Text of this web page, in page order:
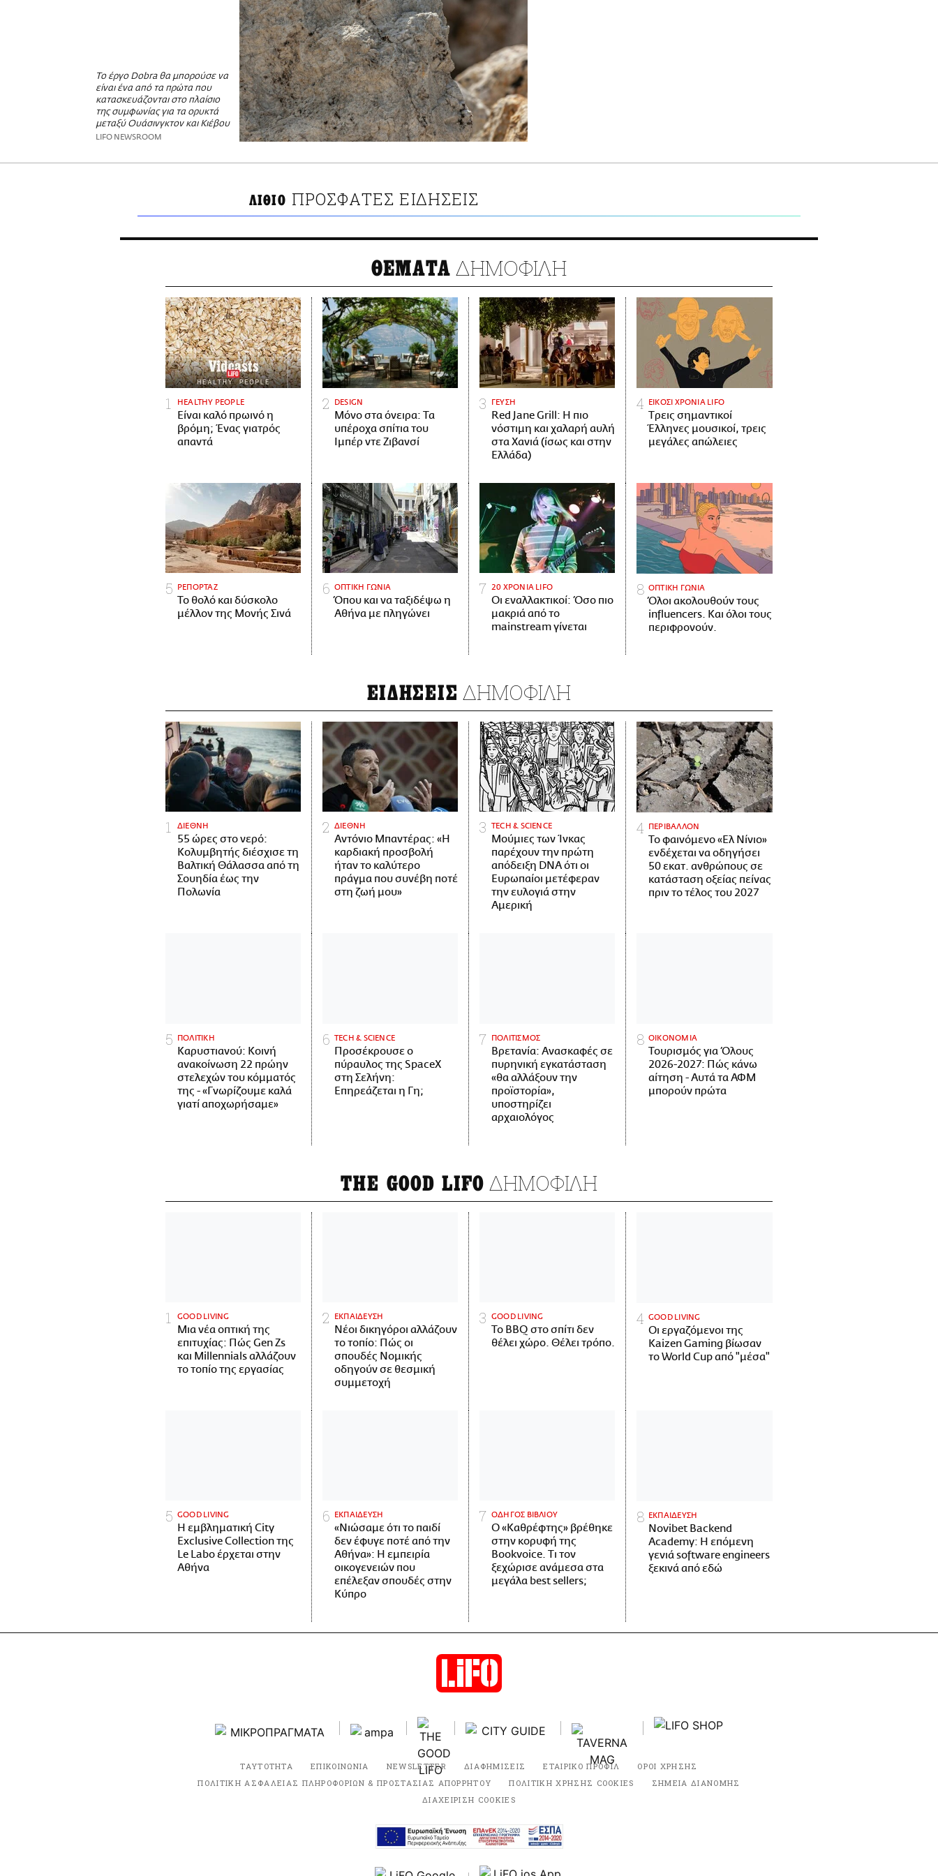
Το έργο Dobra θα μπορούσε να
είναι ένα από τα πρώτα που
κατασκευάζονται στο πλαίσιο
της συμφωνίας για τα ορυκτά
μεταξύ Ουάσινγκτον και Κιέβου
LIFO NEWSROOM
ΛΙΘΙΟ ΠΡΟΣΦΑΤΕΣ ΕΙΔΗΣΕΙΣ
ΘΕΜΑΤΑ ΔΗΜΟΦΙΛΗ
HEALTHY PEOPLE
Είναι καλό πρωινό η
βρόμη; Ένας γιατρός
απαντά
DESIGN
Μόνο στα όνειρα: Τα
υπέροχα σπίτια του
Ιμπέρ ντε Ζιβανσί
ΓΕΥΣΗ
Red Jane Grill: Η πιο
νόστιμη και χαλαρή αυλή
στα Χανιά (ίσως και στην
Ελλάδα)
ΕΙΚΟΣΙ ΧΡΟΝΙΑ LIFO
Tρεις σημαντικοί
Έλληνες μουσικοί, τρεις
μεγάλες απώλειες
ΡΕΠΟΡΤΑΖ
Το θολό και δύσκολο
μέλλον της Μονής Σινά
ΟΠΤΙΚΗ ΓΩΝΙΑ
Όπου και να ταξιδέψω η
Αθήνα με πληγώνει
20 ΧΡΟΝΙΑ LIFO
Οι εναλλακτικοί: Όσο πιο
μακριά από το
mainstream γίνεται
ΟΠΤΙΚΗ ΓΩΝΙΑ
Όλοι ακολουθούν τους
influencers. Και όλοι τους
περιφρονούν.
ΕΙΔΗΣΕΙΣ ΔΗΜΟΦΙΛΗ
ΔΙΕΘΝΗ
55 ώρες στο νερό:
Κολυμβητής διέσχισε τη
Βαλτική Θάλασσα από τη
Σουηδία έως την
Πολωνία
ΔΙΕΘΝΗ
Αντόνιο Μπαντέρας: «Η
καρδιακή προσβολή
ήταν το καλύτερο
πράγμα που συνέβη ποτέ
στη ζωή μου»
ΤECH & SCIENCE
Μούμιες των Ίνκας
παρέχουν την πρώτη
απόδειξη DNA ότι οι
Ευρωπαίοι μετέφεραν
την ευλογιά στην
Αμερική
ΠΕΡΙΒΑΛΛΟΝ
Το φαινόμενο «Ελ Νίνιο»
ενδέχεται να οδηγήσει
50 εκατ. ανθρώπους σε
κατάσταση οξείας πείνας
πριν το τέλος του 2027
ΠΟΛΙΤΙΚΗ
Καρυστιανού: Κοινή
ανακοίνωση 22 πρώην
στελεχών του κόμματός
της - «Γνωρίζουμε καλά
γιατί αποχωρήσαμε»
ΤECH & SCIENCE
Προσέκρουσε ο
πύραυλος της SpaceX
στη Σελήνη:
Επηρεάζεται η Γη;
ΠΟΛΙΤΙΣΜΟΣ
Βρετανία: Ανασκαφές σε
πυρηνική εγκατάσταση
«θα αλλάξουν την
προϊστορία»,
υποστηρίζει
αρχαιολόγος
ΟΙΚΟΝΟΜΙΑ
Τουρισμός για Όλους
2026-2027: Πώς κάνω
αίτηση - Αυτά τα ΑΦΜ
μπορούν πρώτα
THE GOOD LIFO ΔΗΜΟΦΙΛΗ
GOOD LIVING
Μια νέα οπτική της
επιτυχίας: Πώς Gen Zs
και Millennials αλλάζουν
το τοπίο της εργασίας
ΕΚΠΑΙΔΕΥΣΗ
Νέοι δικηγόροι αλλάζουν
το τοπίο: Πώς οι
σπουδές Νομικής
οδηγούν σε θεσμική
συμμετοχή
GOOD LIVING
Το BBQ στο σπίτι δεν
θέλει χώρο. Θέλει τρόπο.
GOOD LIVING
Οι εργαζόμενοι της
Kaizen Gaming βίωσαν
το World Cup από "μέσα"
GOOD LIVING
Η εμβληματική City
Exclusive Collection της
Le Labo έρχεται στην
Αθήνα
ΕΚΠΑΙΔΕΥΣΗ
«Νιώσαμε ότι το παιδί
δεν έφυγε ποτέ από την
Αθήνα»: Η εμπειρία
οικογενειών που
επέλεξαν σπουδές στην
Κύπρο
ΟΔΗΓΟΣ ΒΙΒΛΙΟΥ
Ο «Καθρέφτης» βρέθηκε
στην κορυφή της
Bookvoice. Τι τον
ξεχώρισε ανάμεσα στα
μεγάλα best sellers;
ΕΚΠΑΙΔΕΥΣΗ
Novibet Backend
Academy: Η επόμενη
γενιά software engineers
ξεκινά από εδώ
ΤΑΥΤΟΤΗΤΑ ΕΠΙΚΟΙΝΩΝΙΑ NEWSLETTER ΔΙΑΦΗΜΙΣΕΙΣ ΕΤΑΙΡΙΚΟ ΠΡΟΦΙΛ
ΟΡΟΙ ΧΡΗΣΗΣ
ΠΟΛΙΤΙΚΗ ΑΣΦΑΛΕΙΑΣ ΠΛΗΡΟΦΟΡΙΩΝ & ΠΡΟΣΤΑΣΙΑΣ ΑΠΟΡΡΗΤΟΥ
ΠΟΛΙΤΙΚΗ ΧΡΗΣΗΣ COOKIES
ΣΗΜΕΙΑ ΔΙΑΝΟΜΗΣ
ΔΙΑΧΕΙΡΙΣΗ COOKIES